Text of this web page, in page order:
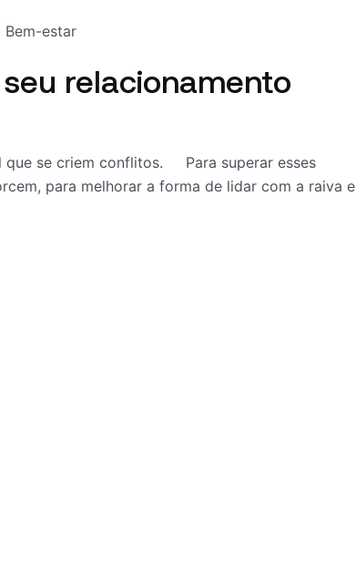
Bem-estar
relacionamento
que se criem conflitos. Para superar esses
para melhorar a forma de lidar com a raiva e